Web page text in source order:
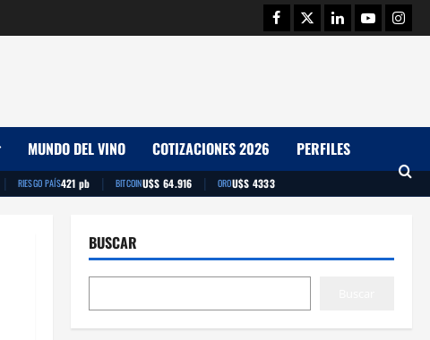
Facebook
TwitterLinkedinYoutube
MUNDO DEL VINO COTIZACIONES 2026 PERFILES
| RIESGO PAÍS421 pb | BITCOINU$S 64.916 | OROU$S 4333
BUSCAR